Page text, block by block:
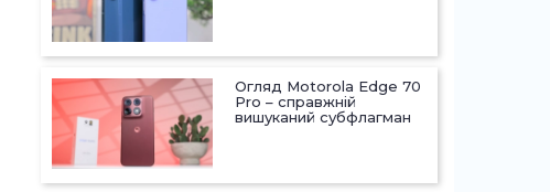
Огляд Motorola Edge 70
Pro – справжній
вишуканий субфлагман